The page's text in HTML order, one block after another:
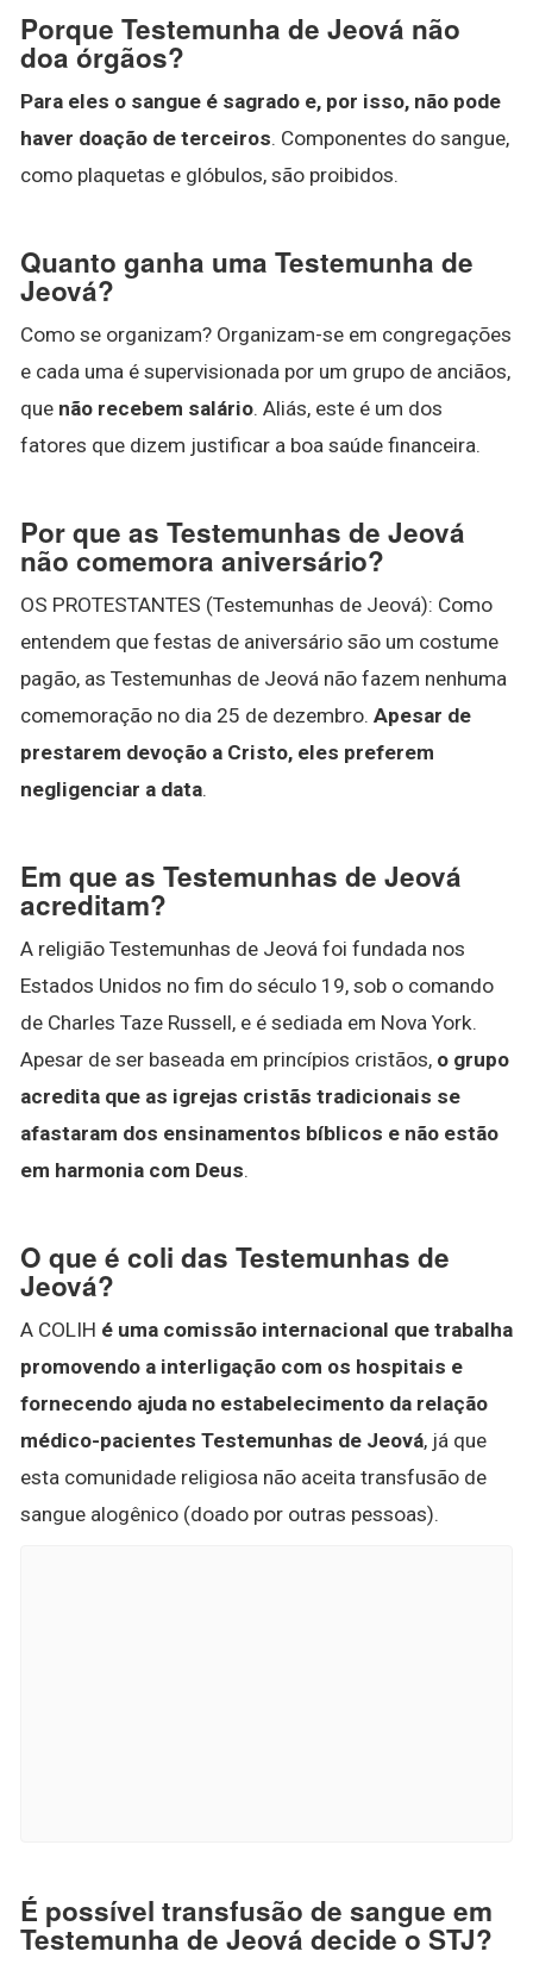
Porque Testemunha de Jeová não
doa órgãos?
Para eles o sangue é sagrado e, por isso, não pode
haver doação de terceiros. Componentes do sangue,
como plaquetas e glóbulos, são proibidos.
Quanto ganha uma Testemunha de
Jeová?
Como se organizam? Organizam-se em congregações
e cada uma é supervisionada por um grupo de anciãos,
que não recebem salário. Aliás, este é um dos
fatores que dizem justificar a boa saúde financeira.
Por que as Testemunhas de Jeová
não comemora aniversário?
OS PROTESTANTES (Testemunhas de Jeová): Como
entendem que festas de aniversário são um costume
pagão, as Testemunhas de Jeová não fazem nenhuma
comemoração no dia 25 de dezembro. Apesar de
prestarem devoção a Cristo, eles preferem
negligenciar a data.
Em que as Testemunhas de Jeová
acreditam?
A religião Testemunhas de Jeová foi fundada nos
Estados Unidos no fim do século 19, sob o comando
de Charles Taze Russell, e é sediada em Nova York.
Apesar de ser baseada em princípios cristãos, o grupo
acredita que as igrejas cristãs tradicionais se
afastaram dos ensinamentos bíblicos e não estão
em harmonia com Deus.
O que é coli das Testemunhas de
Jeová?
A COLIH é uma comissão internacional que trabalha
promovendo a interligação com os hospitais e
fornecendo ajuda no estabelecimento da relação
médico-pacientes Testemunhas de Jeová, já que
esta comunidade religiosa não aceita transfusão de
sangue alogênico (doado por outras pessoas).
É possível transfusão de sangue em
Testemunha de Jeová decide o STJ?